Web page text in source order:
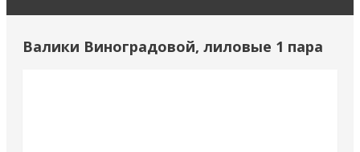
Валики Виноградовой, лиловые 1 пара